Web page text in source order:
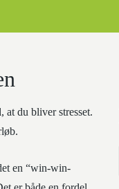
at du bliver stresset.
en “win-win-